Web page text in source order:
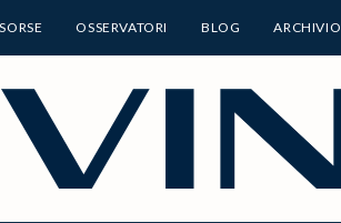
OSSERVATORI BLOG ARCHIVIO